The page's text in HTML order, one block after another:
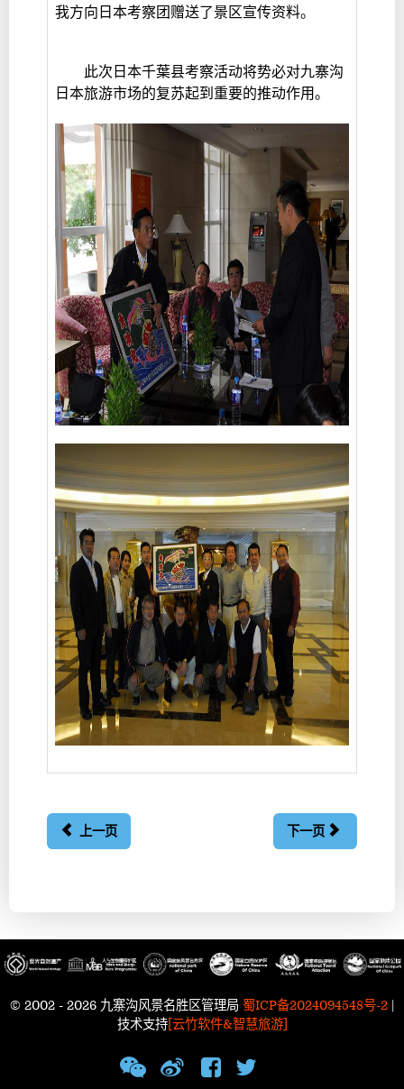
我方向日本考察团赠送了景区宣传资料。
此次日本千葉县考察活动将势必对九寨沟
日本旅游市场的复苏起到重要的推动作用。
上一页 下一页
© 2002 - 2026 九寨沟风景名胜区管理局 蜀ICP备2024094548号-2 |
技术支持[云竹软件&智慧旅游]